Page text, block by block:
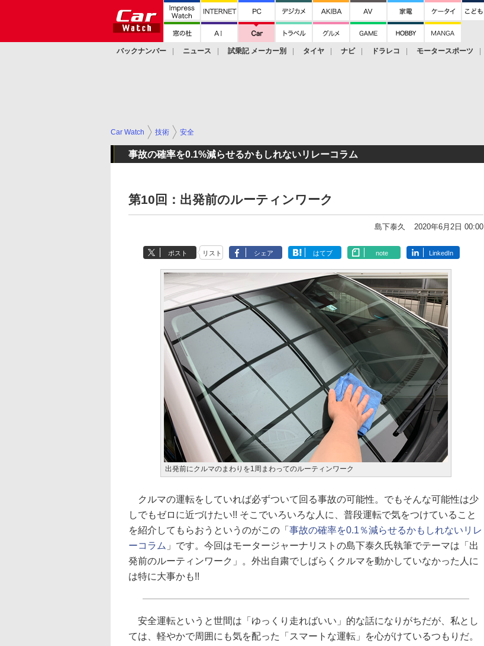
バックナンバー ニュース 試乗記 メーカー別 タイヤ ナビ ドラレコ モータースポーツ
Car Watch 技術 安全
事故の確率を0.1%減らせるかもしれないリレーコラム
第10回：出発前のルーティンワーク
島下泰久 2020年6月2日 00:00
ポスト リスト シェア はてブ note LinkedIn
出発前にクルマのまわりを1周まわってのルーティンワーク
クルマの運転をしていれば必ずついて回る事故の可能性。でもそんな可能性は少
しでもゼロに近づけたい!! そこでいろいろな人に、普段運転で気をつけていること
を紹介してもらおうというのがこの「 事故の確率を0.1％減らせるかもしれないリレ
ーコラム 」です。今回はモータージャーナリストの島下泰久氏執筆でテーマは「出
発前のルーティンワーク」。外出自粛でしばらくクルマを動かしていなかった人に
は特に大事かも!!
安全運転というと世間は「ゆっくり走ればいい」的な話になりがちだが、私とし
ては、軽やかで周囲にも気を配った「スマートな運転」を心がけているつもりだ。